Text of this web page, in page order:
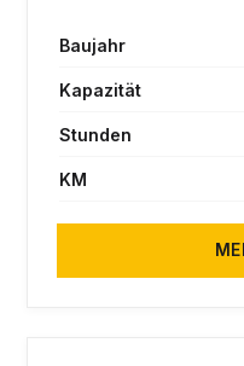
Baujahr
Kapazität
Stunden
KM